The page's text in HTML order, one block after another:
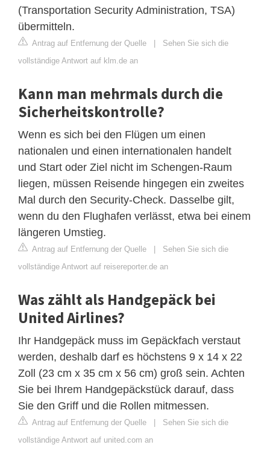
(Transportation Security Administration, TSA)
übermitteln.
Antrag auf Entfernung der Quelle | Sehen Sie sich die
vollständige Antwort auf klm.de an
Kann man mehrmals durch die
Sicherheitskontrolle?
Wenn es sich bei den Flügen um einen
nationalen und einen internationalen handelt
und Start oder Ziel nicht im Schengen-Raum
liegen, müssen Reisende hingegen ein zweites
Mal durch den Security-Check. Dasselbe gilt,
wenn du den Flughafen verlässt, etwa bei einem
längeren Umstieg.
Antrag auf Entfernung der Quelle | Sehen Sie sich die
vollständige Antwort auf reisereporter.de an
Was zählt als Handgepäck bei
United Airlines?
Ihr Handgepäck muss im Gepäckfach verstaut
werden, deshalb darf es höchstens 9 x 14 x 22
Zoll (23 cm x 35 cm x 56 cm) groß sein. Achten
Sie bei Ihrem Handgepäckstück darauf, dass
Sie den Griff und die Rollen mitmessen.
Antrag auf Entfernung der Quelle | Sehen Sie sich die
vollständige Antwort auf united.com an